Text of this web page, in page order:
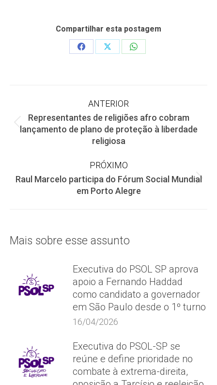
Compartilhar esta postagem
Share
Share
Share
Navegação
de
ANTERIOR
Post
anterior:
Representantes de religiões afro cobram
lançamento de plano de proteção à liberdade
religiosa
PRÓXIMO
Próximo
post:
Raul Marcelo participa do Fórum Social Mundial
em Porto Alegre
Mais sobre esse assunto
Executiva do PSOL SP aprova
apoio a Fernando Haddad
como candidato a governador
em São Paulo desde o 1º turno
16/04/2026
Executiva do PSOL-SP se
reúne e define prioridade no
combate à extrema-direita,